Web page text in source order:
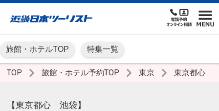
旅館・ホテルTOP 特集一覧
TOP 旅館・ホテル予約TOP 東京 東京都心
【東京都心 池袋】